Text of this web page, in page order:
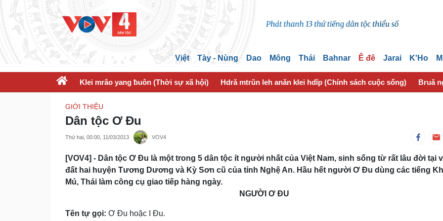
Việt Tày - Nùng Dao Mông Thái Bahnar Ê đê Jarai K'Ho
Klei mrâo yang ƀuôn (Thời sự xã hội) Hdră mtrŭn leh anăn klei hdĭp (Chính sách cuộc sống) Bruă
GIỚI THIỆU
Dân tộc Ơ Đu
Thứ hai, 00:00, 11/03/2013 VOV4
[VOV4] - Dân tộc Ơ Đu là một trong 5 dân tộc ít người nhất của Việt Nam, sinh sống từ rất lâu đời tại
đất hai huyện Tương Dương và Kỳ Sơn cũ của tỉnh Nghệ An. Hầu hết người Ơ Ðu dùng các tiếng
Mú, Thái làm công cụ giao tiếp hàng ngày.
NGƯỜI Ơ ĐU
Tên tự gọi: Ơ Ðu hoặc I Ðu.